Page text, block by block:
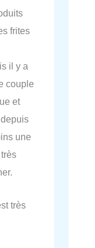
frites
il y a
couple
et
une
très